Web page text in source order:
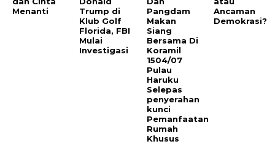
Menanti
Trump di
Klub Golf
Florida, FBI
Mulai
Investigasi
Pangdam
Makan
Siang
Bersama Di
Koramil
1504/07
Pulau
Haruku
Selepas
penyerahan
kunci
Pemanfaatan
Rumah
Khusus
Ancaman
Demokrasi?